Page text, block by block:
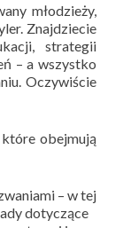
młodzieży,
Znajdziecie
strategii
– a wszystko
Oczywiście
obejmują
– w tej
dotyczące